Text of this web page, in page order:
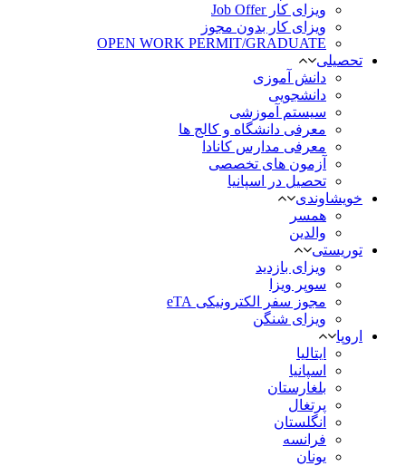
ویزای کار Job Offer
ویزای کار بدون مجوز
OPEN WORK PERMIT/GRADUATE
تحصیلی
دانش آموزی
دانشجویی
سیستم آموزشی
معرفی دانشگاه و کالج ها
معرفی مدارس کانادا
آزمون های تخصصی
تحصیل در اسپانیا
خویشاوندی
همسر
والدین
توریستی
ویزای بازدید
سوپر ویزا
مجوز سفر الکترونیکی eTA
ویزای شنگن
اروپا
ایتالیا
اسپانیا
بلغارستان
پرتغال
انگلستان
فرانسه
یونان